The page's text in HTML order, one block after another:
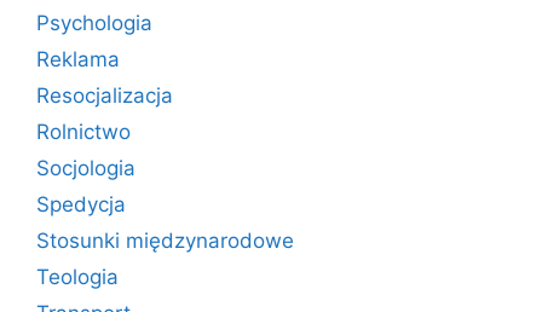
Psychologia
Reklama
Resocjalizacja
Rolnictwo
Socjologia
Spedycja
Stosunki międzynarodowe
Teologia